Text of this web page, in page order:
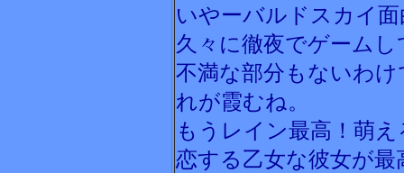
いやーバルドスカイ
久々に徹夜でゲーム
不満な部分もないわ
れが霞むね。
もうレイン最高！萌
恋する乙女な彼女が